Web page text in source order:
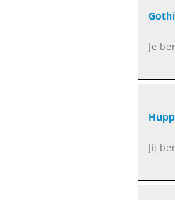
Je
Jij